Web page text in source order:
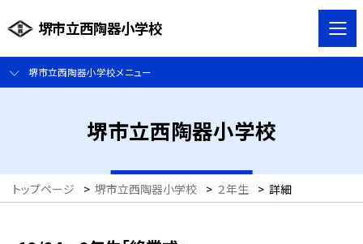
堺市立西陶器小学校
堺市立西陶器小学校メニュー
堺市立西陶器小学校
トップページ > 堺市立西陶器小学校 > ２年生 > 詳細